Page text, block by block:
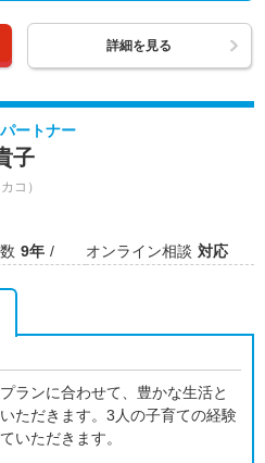
詳細を見る
ートナー
子
コ）
9年 オンライン相談 対応
ランに合わせて、豊かな生活と
ただきます。3人の子育ての経験
いただきます。